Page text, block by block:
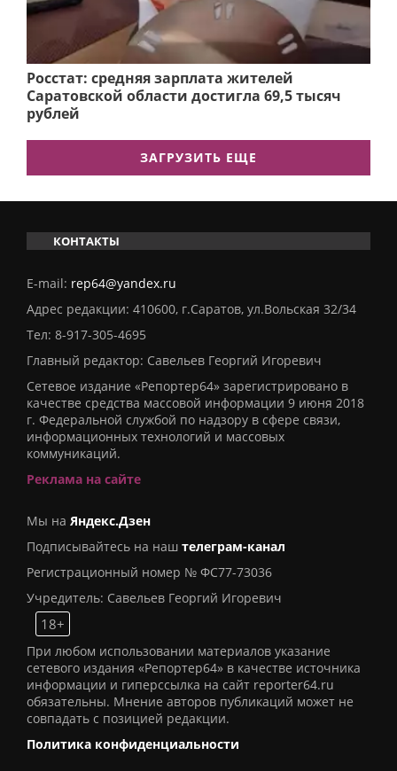
Росстат: средняя зарплата жителей
Саратовской области достигла 69,5 тысяч
рублей
ЗАГРУЗИТЬ ЕЩЕ
КОНТАКТЫ
E-mail: rep64@yandex.ru
Адрес редакции: 410600, г.Саратов, ул.Вольская 32/34
Тел: 8-917-305-4695
Главный редактор: Савельев Георгий Игоревич
Сетевое издание «Репортер64» зарегистрировано в
качестве средства массовой информации 9 июня 2018
г. Федеральной службой по надзору в сфере связи,
информационных технологий и массовых
коммуникаций.
Реклама на сайте
Мы на Яндекс.Дзен
Подписывайтесь на наш телеграм-канал
Регистрационный номер № ФС77-73036
Учредитель: Савельев Георгий Игоревич
18+
При любом использовании материалов указание
сетевого издания «Репортер64» в качестве источника
информации и гиперссылка на сайт reporter64.ru
обязательны. Мнение авторов публикаций может не
совпадать с позицией редакции.
Политика конфиденциальности